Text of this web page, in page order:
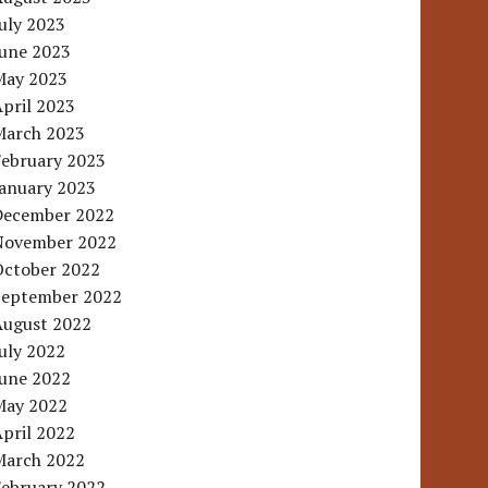
2023
2023
2023
2023
2023
2023
2023
2022
2022
2022
2022
2022
2022
2022
2022
2022
2022